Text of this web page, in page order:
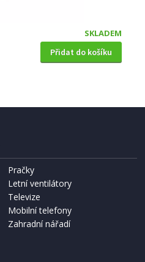
SKLADEM
Přidat do košíku
Pračky
Letní ventilátory
Televize
Mobilní telefony
Zahradní nářadí